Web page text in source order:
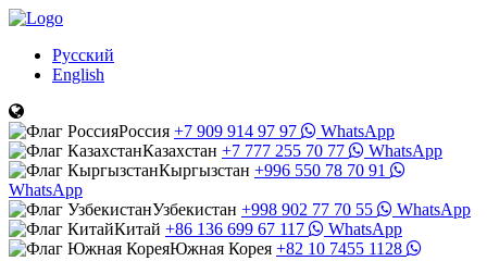
Русский
English
Россия +7 909 914 97 97
WhatsApp
Казахстан +7 777 255 70 77
WhatsApp
Кыргызстан +996 550 78 70 91
WhatsApp
Узбекистан +998 902 77 70 55
WhatsApp
Китай +86 136 699 67 117
WhatsApp
Южная Корея +82 10 7455 1128